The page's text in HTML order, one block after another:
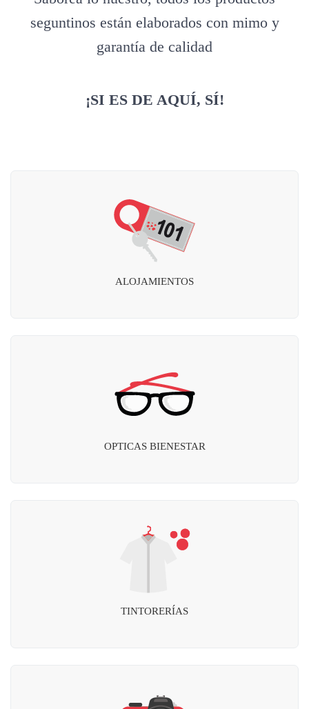
seguntinos están elaborados con mimo y
garantía de calidad
¡SI ES DE AQUÍ, SÍ!
ALOJAMIENTOS
OPTICAS BIENESTAR
TINTORERÍAS